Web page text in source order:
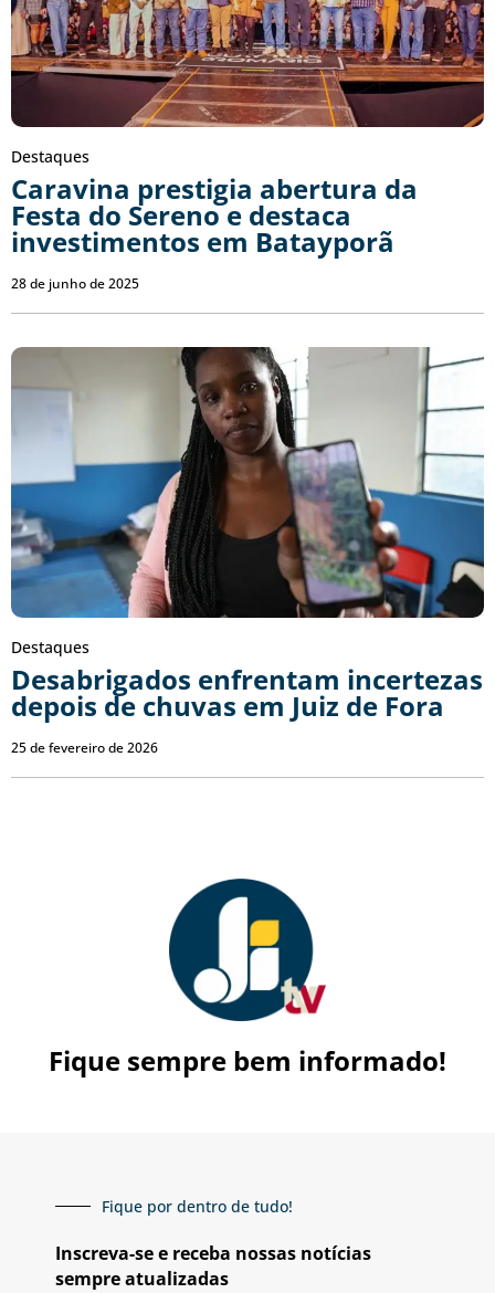
Destaques
Caravina prestigia abertura da
Festa do Sereno e destaca
investimentos em Batayporã
28 de junho de 2025
Destaques
Desabrigados enfrentam incertezas
depois de chuvas em Juiz de Fora
25 de fevereiro de 2026
Fique sempre bem informado!
Fique por dentro de tudo!
Inscreva-se e receba nossas notícias
sempre atualizadas